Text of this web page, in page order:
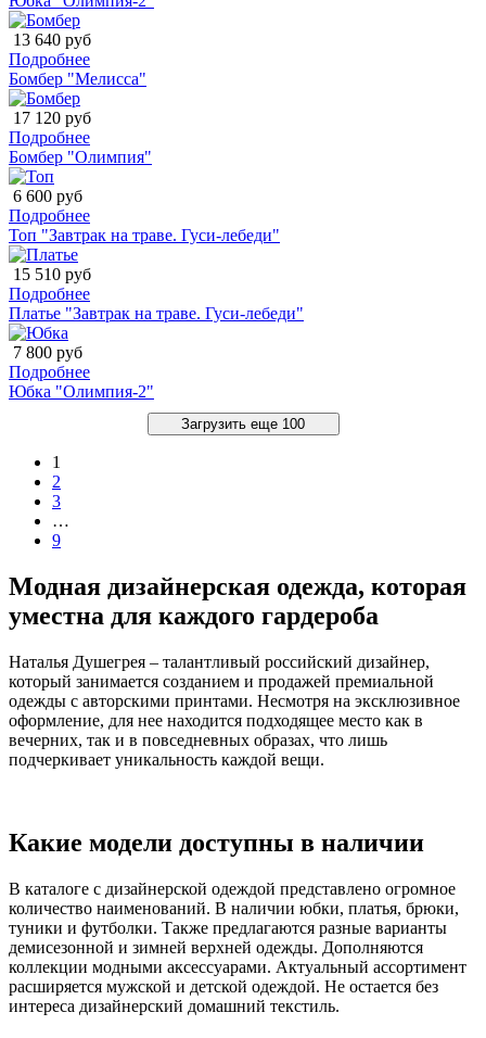
13 640 руб
Подробнее
Бомбер "Мелисса"
17 120 руб
Подробнее
Бомбер "Олимпия"
6 600 руб
Подробнее
Топ "Завтрак на траве. Гуси-лебеди"
15 510 руб
Подробнее
Платье "Завтрак на траве. Гуси-лебеди"
7 800 руб
Подробнее
Юбка "Олимпия-2"
Загрузить еще 100
1
2
3
…
9
Модная дизайнерская одежда, которая
уместна для каждого гардероба
Наталья Душегрея – талантливый российский дизайнер,
который занимается созданием и продажей премиальной
одежды с авторскими принтами. Несмотря на эксклюзивное
оформление, для нее находится подходящее место как в
вечерних, так и в повседневных образах, что лишь
подчеркивает уникальность каждой вещи.
Какие модели доступны в наличии
В каталоге с дизайнерской одеждой представлено огромное
количество наименований. В наличии юбки, платья, брюки,
туники и футболки. Также предлагаются разные варианты
демисезонной и зимней верхней одежды. Дополняются
коллекции модными аксессуарами. Актуальный ассортимент
расширяется мужской и детской одеждой. Не остается без
интереса дизайнерский домашний текстиль.